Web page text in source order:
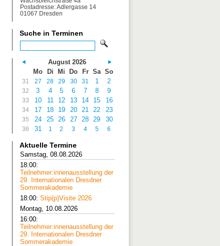
Postadresse: Adlergasse 14
01067 Dresden
Suche in Terminen
August 2026
Mo
Di Mi Do Fr Sa So
31 27 28 29 30 31 1 2
32 3 4 5 6 7 8 9
33 10 11 12 13 14 15 16
34 17 18 19 20 21 22 23
35 24 25 26 27 28 29 30
36 31 1 2 3 4 5 6
Aktuelle Termine
Samstag, 08.08.2026
18:00:
Teilnehmer:innenausstellung der
29. Internationalen Dresdner
Sommerakademie
18:00: Stip(p)Visite 2026
Montag, 10.08.2026
16:00:
Teilnehmer:innenausstellung der
29. Internationalen Dresdner
Sommerakademie